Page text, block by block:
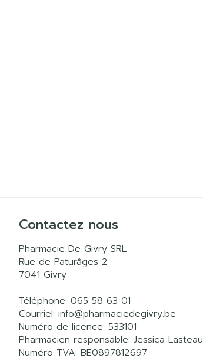
Contactez nous
Pharmacie De Givry SRL
Rue de Paturâges 2
7041 Givry
Téléphone: 065 58 63 01
Courriel: info@pharmaciedegivry.be
Numéro de licence: 533101
Pharmacien responsable: Jessica Lasteau
Numéro TVA: BE0897812697